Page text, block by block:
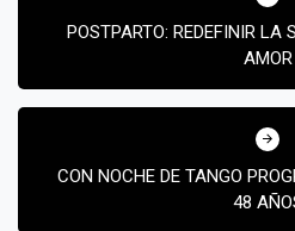
entradas
POSTPARTO: REDEFINIR LA
AMOR
CON NOCHE DE TANGO
48